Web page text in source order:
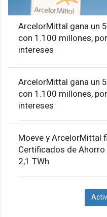
ArcelorMittal gana un
con 1.100 millones,
intereses
ArcelorMittal gana un
con 1.100 millones,
intereses
Moeve y ArcelorMittal
Certificados de Ahorro
2,1 TWh